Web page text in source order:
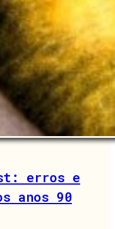
erros e
anos 90